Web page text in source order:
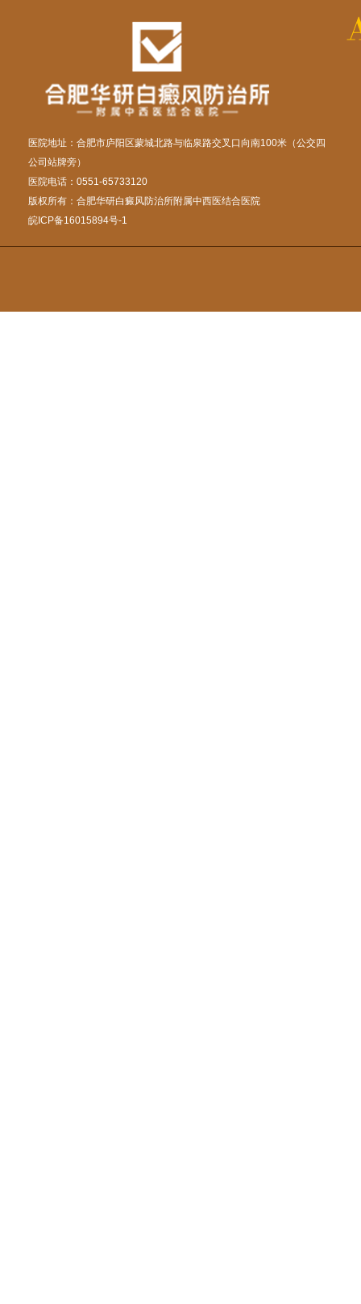
医院地址：合肥市庐阳区蒙城北路与临泉路交叉口向南100米（公交四
公司站牌旁）
医院电话：0551-65733120
版权所有：合肥华研白癜风防治所附属中西医结合医院
皖ICP备16015894号-1